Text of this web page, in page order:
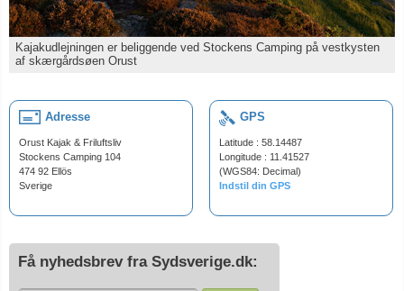
Kajakudlejningen er beliggende ved Stockens Camping på vestkysten
af skærgårdsøen Orust
Adresse
Orust Kajak & Friluftsliv
Stockens Camping 104
474 92 Ellös
Sverige
GPS
Latitude : 58.14487
Longitude : 11.41527
(WGS84: Decimal)
Indstil din GPS
Få nyhedsbrev fra Sydsverige.dk: